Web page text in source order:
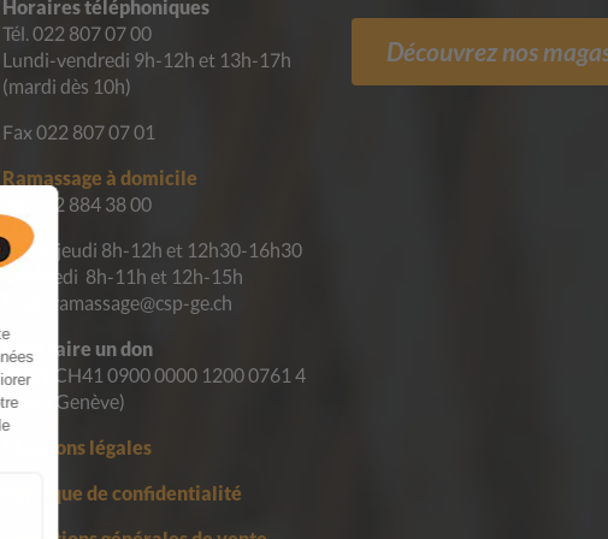
Horaires téléphoniques
Tél. 022 807 07 00
Lundi-vendredi 9h-12h et 13h-17h
(mardi dès 10h)
Fax 022 807 07 01
Ramassage à domicile
Tél. 022 884 38 00
Lundi-jeudi 8h-12h et 12h30-16h30
Vendredi 8h-11h et 12h-15h
Mail : ramassage@csp-ge.ch
Pour faire un don
IBAN
CH41 0900 0000 1200 0761 4
(1205 Genève)
Mentions légales
Politique de confidentialité
Découvrez nos